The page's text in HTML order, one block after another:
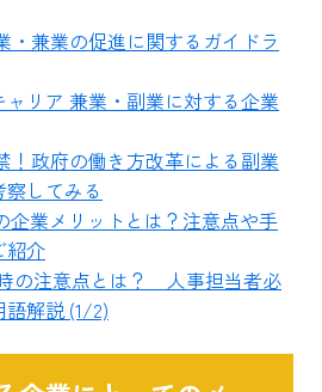
・兼業の促進に関するガイドラ
リア 兼業・副業に対する企業
！政府の働き方改革による副業
してみる
企業メリットとは？注意点や手
紹介
の注意点とは？ 人事担当者必
語解説 (1/2)